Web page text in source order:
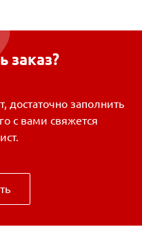
заказ?
достаточно заполнить
с вами свяжется